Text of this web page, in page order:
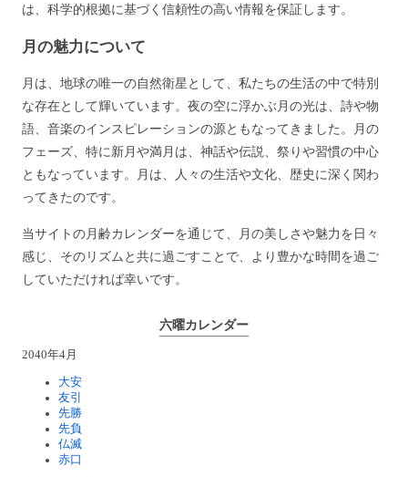
は、科学的根拠に基づく信頼性の高い情報を保証します。
月の魅力について
月は、地球の唯一の自然衛星として、私たちの生活の中で特別
な存在として輝いています。夜の空に浮かぶ月の光は、詩や物
語、音楽のインスピレーションの源ともなってきました。月の
フェーズ、特に新月や満月は、神話や伝説、祭りや習慣の中心
ともなっています。月は、人々の生活や文化、歴史に深く関わ
ってきたのです。
当サイトの月齢カレンダーを通じて、月の美しさや魅力を日々
感じ、そのリズムと共に過ごすことで、より豊かな時間を過ご
していただければ幸いです。
六曜カレンダー
2040年4月
大安
友引
先勝
先負
仏滅
赤口